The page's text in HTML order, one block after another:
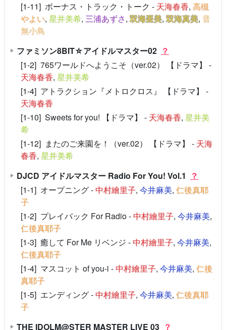
[1-11] ボーナス・トラック・トーク - 天海春香, 高槻
やよい, 星井美希, 三浦あずさ,双海亜美,双海真美, 音
無小鳥
ファミソン8BIT☆アイドルマスター02 ？
[1-2] 765ワールドへようこそ（ver.02） 【ドラマ】 -
天海春香, 星井美希
[1-4] アトラクション『メトロクロス』 【ドラマ】 -
天海春香
[1-10] Sweets for you! 【ドラマ】 - 天海春香, 星井美
希
[1-12] またのご来園を！（ver.02） 【ドラマ】 - 天海
春香, 星井美希
DJCD アイドルマスター Radio For You! Vol.1
？
[1-1] オープニング -中村繪里子, 今井麻美, 仁後真耶
子
[1-2] プレイバック For Radio -中村繪里子, 今井麻美,
仁後真耶子
[1-3] 癒して For Me リベンジ -中村繪里子, 今井麻美,
仁後真耶子
[1-4] マスコット of you-i -中村繪里子, 今井麻美, 仁後
真耶子
[1-5] エンディング -中村繪里子, 今井麻美, 仁後真耶
子
THE IDOLM@STER MASTER LIVE 03 ？